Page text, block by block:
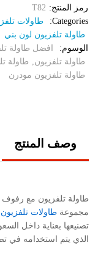
رمز المنتج: T82
Categories:
طاولات
طاولة تلفزيون لون بني
الوسوم:
افضل طاولة
طاولة تلفزيون, طاولة
طاولة تلفزيون مودرن
وصف المنتج
طاولة تلفزيون مع رفوف
مجموعة طاولات تلفزيون
تصنيعها بعناية داخل
الذي يتم استخدامه في